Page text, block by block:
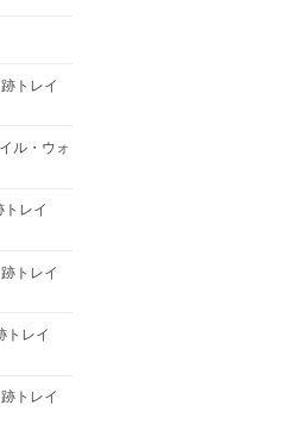
トレイ
ル・ウォ
レイ
トレイ
レイ
トレイ